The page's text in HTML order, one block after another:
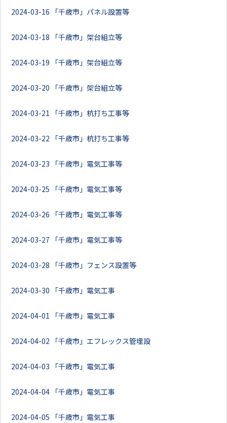
2024-03-16 「千歳市」パネル設置等
2024-03-18 「千歳市」架台組立等
2024-03-19 「千歳市」架台組立等
2024-03-20 「千歳市」架台組立等
2024-03-21 「千歳市」杭打ち工事等
2024-03-22 「千歳市」杭打ち工事等
2024-03-23 「千歳市」電気工事等
2024-03-25 「千歳市」電気工事等
2024-03-26 「千歳市」電気工事等
2024-03-27 「千歳市」電気工事等
2024-03-28 「千歳市」フェンス設置等
2024-03-30 「千歳市」電気工事
2024-04-01 「千歳市」電気工事
2024-04-02 「千歳市」エフレックス管埋設
2024-04-03 「千歳市」電気工事
2024-04-04 「千歳市」電気工事
2024-04-05 「千歳市」電気工事